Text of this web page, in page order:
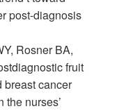
post-diagnosis
Rosner BA,
fruit
breast cancer
nurses’